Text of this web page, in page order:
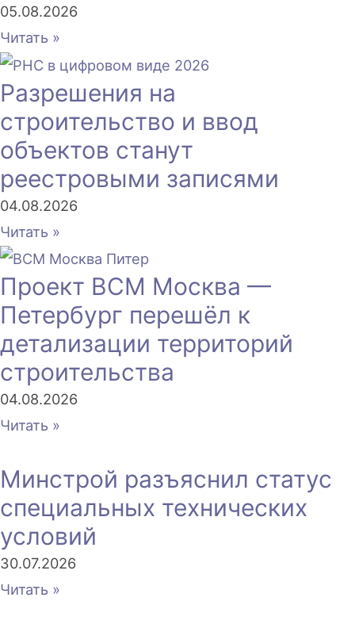
05.08.2026
Читать »
Разрешения на
строительство и ввод
объектов станут
реестровыми записями
04.08.2026
Читать »
Проект ВСМ Москва —
Петербург перешёл к
детализации территорий
строительства
04.08.2026
Читать »
Минстрой разъяснил статус
специальных технических
условий
30.07.2026
Читать »